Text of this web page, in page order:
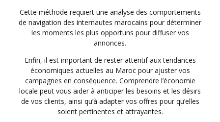
Cette méthode requiert une analyse des comportements
de navigation des internautes marocains pour déterminer
les moments les plus opportuns pour diffuser vos
annonces.
Enfin, il est important de rester attentif aux tendances
économiques actuelles au Maroc pour ajuster vos
campagnes en conséquence. Comprendre l’économie
locale peut vous aider à anticiper les besoins et les désirs
de vos clients, ainsi qu’à adapter vos offres pour qu’elles
soient pertinentes et attrayantes.